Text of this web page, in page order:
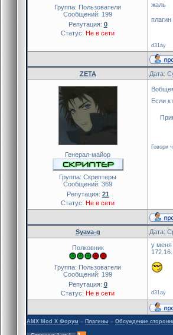
Группа: Пользователи
Сообщений: 199
Репутация: 0
Статус: Не в сети
жаль
d31ay
ZETA Дата:
Генерал-майор
Группа: Скриптеры
Сообщений: 369
Репутация: 21
Статус: Не в сети
Если
Говори
Syava-g Дата:
Полковник
Группа: Пользователи
Сообщений: 199
Репутация: 0
Статус: Не в сети
у меня
d31ay
AMX Mod X Форум » Плагины » Обсуждение